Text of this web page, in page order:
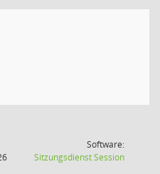
Software:
SitzungsdienstSession(Wird in